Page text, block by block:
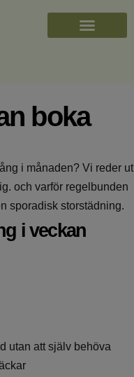
boka
i månaden? Vi reder ut
och varför regelbunden
sporadisk storstädning.
i veckan
utan att själv behöva